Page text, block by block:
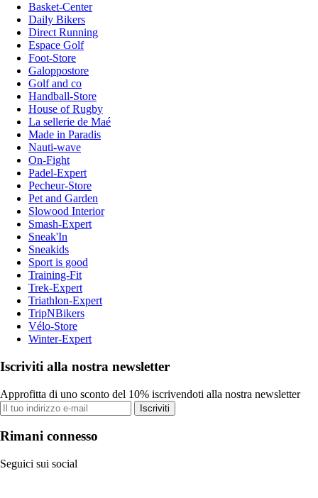
Basket-Center
Daily Bikers
Direct Running
Espace Golf
Foot-Store
Galoppostore
Golf and co
Handball-Store
House of Rugby
La sellerie de Maé
Made in Paradis
Nauti-wave
On-Fight
Padel-Expert
Pecheur-Store
Pet and Garden
Slowood Interior
Smash-Expert
Sneak'In
Sneakids
Sport is good
Training-Fit
Trek-Expert
Triathlon-Expert
TripNBikers
Vélo-Store
Winter-Expert
Iscriviti alla nostra newsletter
Approfitta di uno sconto del 10% iscrivendoti alla nostra newsletter
Iscriviti
Rimani connesso
Seguici sui social